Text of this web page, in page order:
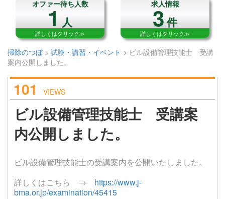
オファー待ち人数
1人
詳しくはクリック≫
求人情報
3件
詳しくはクリック≫
掃除のつぼ> 試験・講習・イベント > ビル設備管理技能士 受講
案内公開しました。
101 VIEWS
ビル設備管理技能士 受講案
内公開しました。
ビル設備管理技能士の受講案内を公開いたしました。
詳しくはこちら → https://www.j-
bma.or.jp/examination/45415